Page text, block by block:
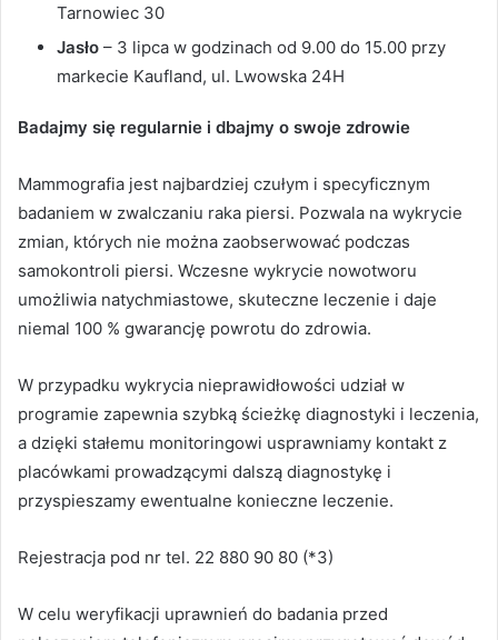
Tarnowiec 30
Jasło – 3 lipca w godzinach od 9.00 do 15.00 przy
markecie Kaufland, ul. Lwowska 24H
Badajmy się regularnie i dbajmy o swoje zdrowie
Mammografia jest najbardziej czułym i specyficznym
badaniem w zwalczaniu raka piersi. Pozwala na wykrycie
zmian, których nie można zaobserwować podczas
samokontroli piersi. Wczesne wykrycie nowotworu
umożliwia natychmiastowe, skuteczne leczenie i daje
niemal 100 % gwarancję powrotu do zdrowia.
W przypadku wykrycia nieprawidłowości udział w
programie zapewnia szybką ścieżkę diagnostyki i leczenia,
a dzięki stałemu monitoringowi usprawniamy kontakt z
placówkami prowadzącymi dalszą diagnostykę i
przyspieszamy ewentualne konieczne leczenie.
Rejestracja pod nr tel. 22 880 90 80 (*3)
W celu weryfikacji uprawnień do badania przed